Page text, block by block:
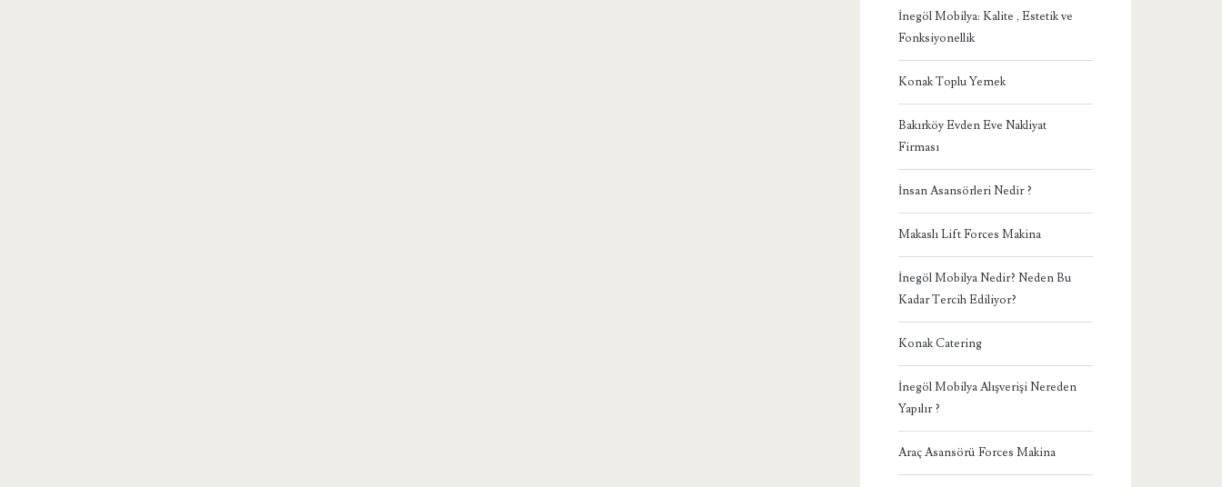
İnegöl Mobilya: Kalite , Estetik ve
Fonksiyonellik
Konak Toplu Yemek
Bakırköy Evden Eve Nakliyat
Firması
İnsan Asansörleri Nedir ?
Makaslı Lift Forces Makina
İnegöl Mobilya Nedir? Neden Bu
Kadar Tercih Ediliyor?
Konak Catering
İnegöl Mobilya Alışverişi Nereden
Yapılır ?
Araç Asansörü Forces Makina